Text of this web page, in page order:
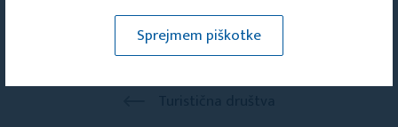
Sprejmem piškotke